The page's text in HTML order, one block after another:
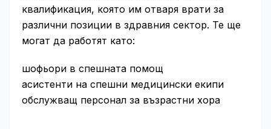
квалификация, която им отваря врати за
различни позиции в здравния сектор. Те ще
могат да работят като:
шофьори в спешната помощ
асистенти на спешни медицински екипи
обслужващ персонал за възрастни хора